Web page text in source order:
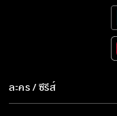
ละคร / ซีรีส์
ละคร/ซีรีส์